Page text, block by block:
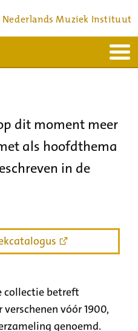
Nederlands Muziek Instituut
dit moment meer
als hoofdthema
in de
collectie betreft
vóór 1900,
genoemd.